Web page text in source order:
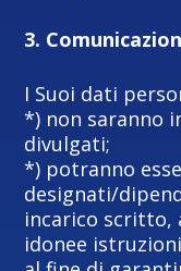
3.
I Suoi dati
*) non saranno
divulgati;
*) potranno
designati/
incarico scritto,
idonee